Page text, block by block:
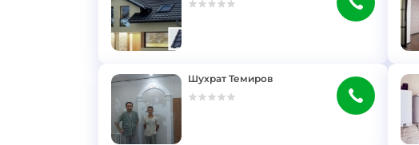
Шухрат Темиров